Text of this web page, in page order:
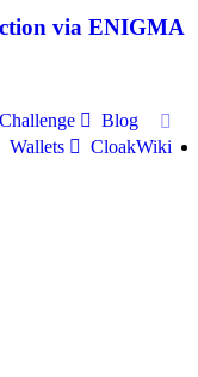
via ENIGMA
Blog
Wallets CloakWiki